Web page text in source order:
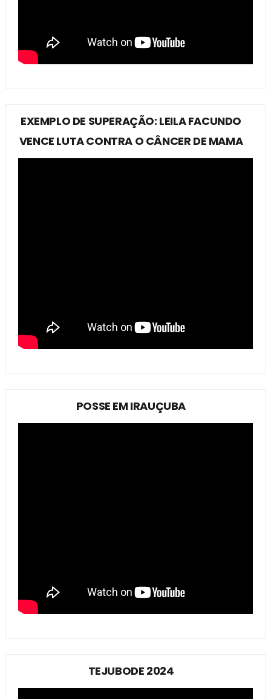
EXEMPLO DE SUPERAÇÃO: LEILA FACUNDO
VENCE LUTA CONTRA O CÂNCER DE MAMA
POSSE EM IRAUÇUBA
TEJUBODE 2024